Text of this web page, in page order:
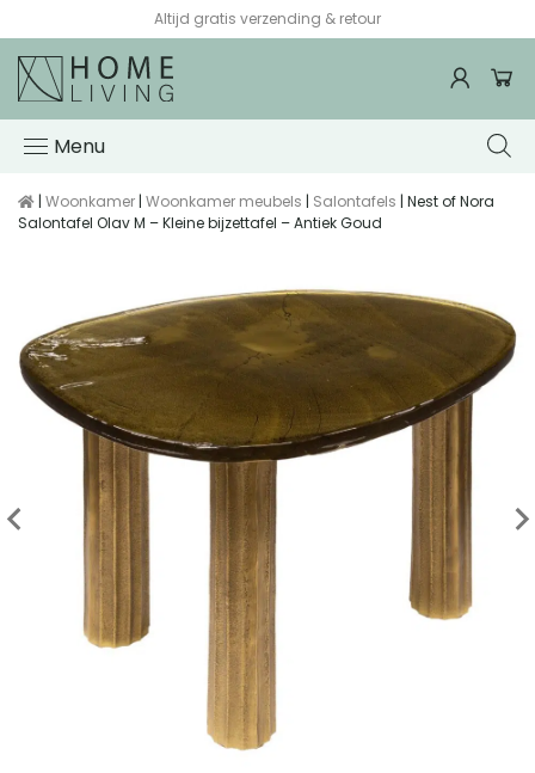
Altijd gratis verzending & retour
Menu
| Woonkamer | Woonkamer meubels | Salontafels | Nest of Nora
Salontafel Olav M – Kleine bijzettafel – Antiek Goud